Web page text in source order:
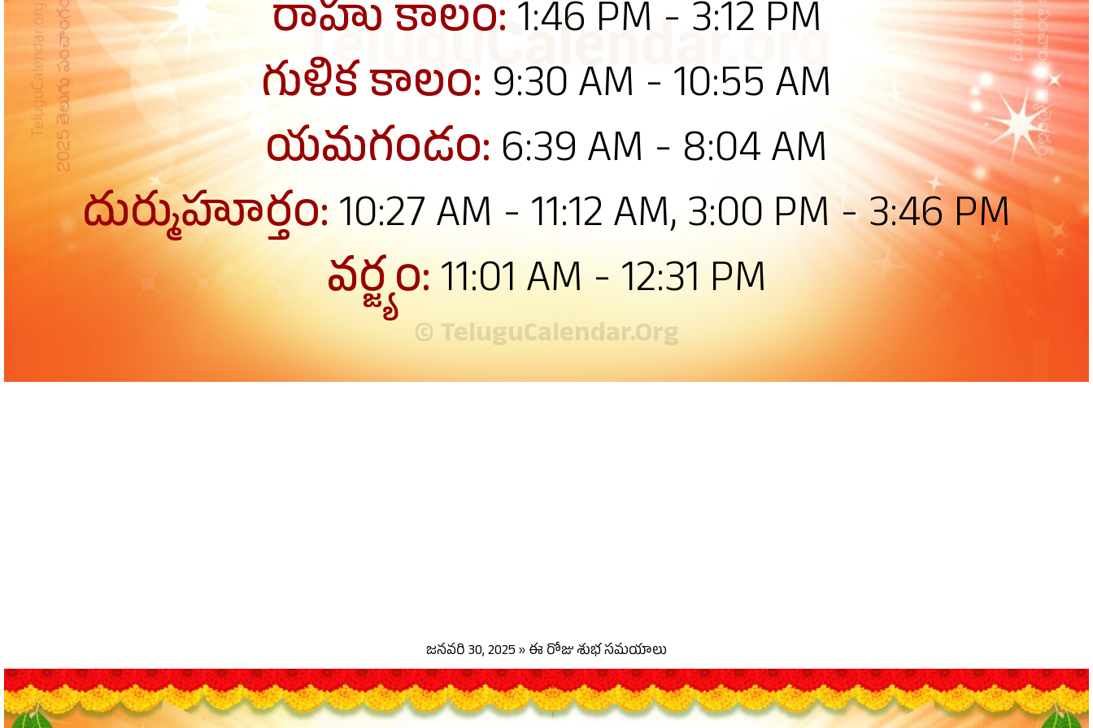
రాహు కాలం: 1:46 PM - 3:12 PM
గుళిక కాలం: 9:30 AM - 10:55 AM
యమగండం: 6:39 AM - 8:04 AM
దుర్ముహూర్తం:10:27 AM - 11:12 AM, 3:00 PM - 3:46 PM
వర్జ్యం:11:01 AM - 12:31 PM
© TeluguCalendar.Org
జనవరి 30, 2025 » ఈ రోజు శుభ సమయాలు